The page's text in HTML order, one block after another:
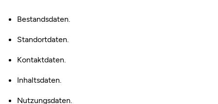
Bestandsdaten.
Standortdaten.
Kontaktdaten.
Inhaltsdaten.
Nutzungsdaten.